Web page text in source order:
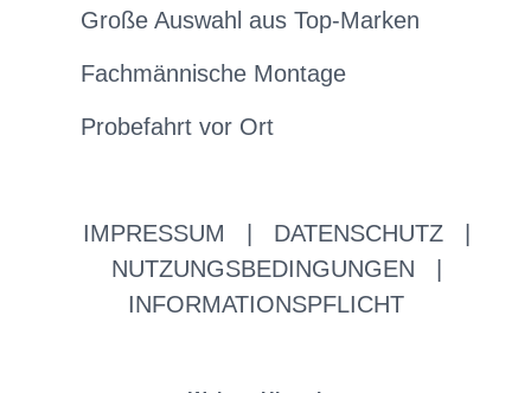
Große Auswahl aus Top-Marken
Fachmännische Montage
Probefahrt vor Ort
IMPRESSUM DATENSCHUTZ
NUTZUNGSBEDINGUNGEN
INFORMATIONSPFLICHT